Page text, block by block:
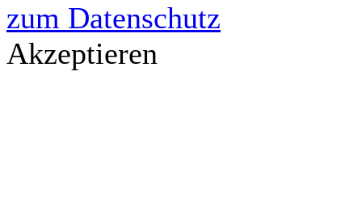
zum Datenschutz
Akzeptieren